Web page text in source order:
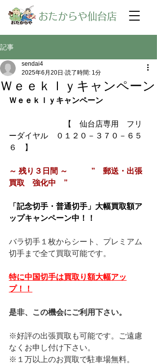
​おたからや仙台店
記事
Ｗｅｅｋｌｙキャンペーン
sendai4
2025年6月20日 読了時間: 1分
Ｗｅｅｋｌｙキャンペーン
【　仙台店専用　フリ
ーダイヤル　０１２０－３７０－６５
６　】
～ 残り３日間 ～　　　”　郵送・出張
買取　強化中　”
「記念切手・普通切手」大幅買取額ア
ップキャンペーン中！！
バラ切手１枚からシート、プレミアム
切手まで全て買取可能です。
特に中国切手は買取り額大幅アッ
プ！！
是非、この機会にご利用下さい。
※好評の出張買取も可能です。ご遠慮
なくお申し付け下さい。
※１万以上のお買取で駐車場無料。